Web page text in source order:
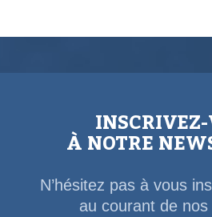
À NOTRE
N’hésitez pas à vous
au courant de